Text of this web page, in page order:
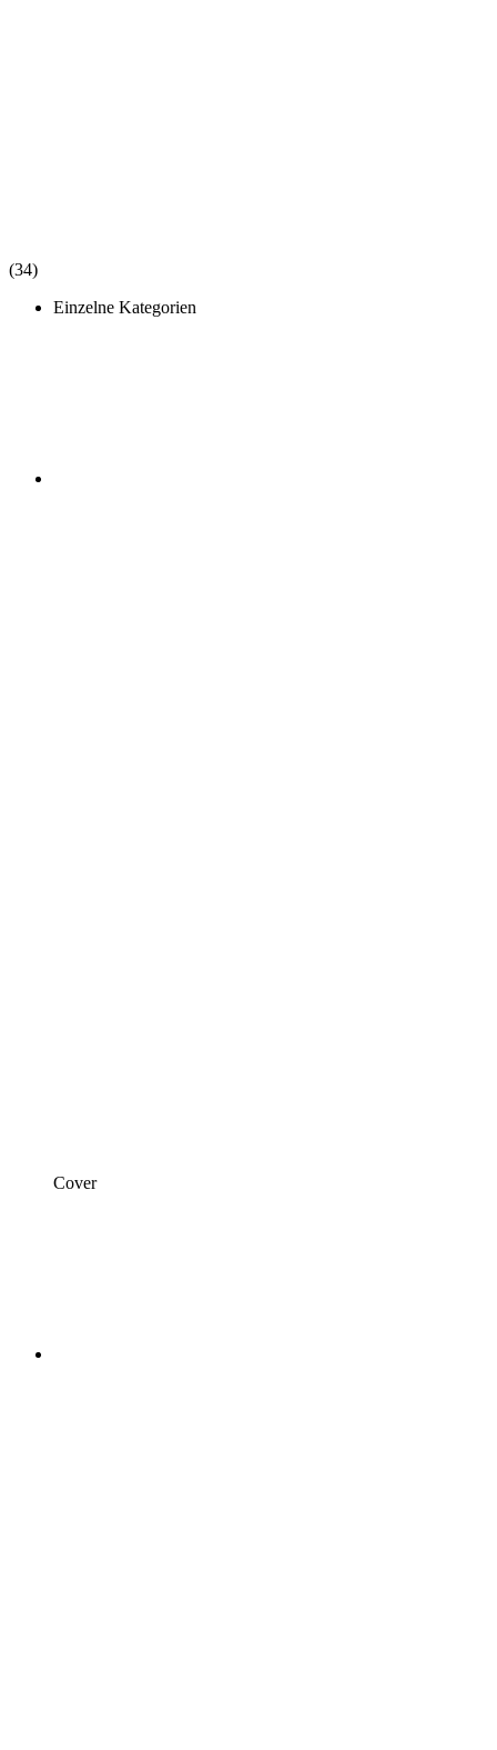
(34)
Einzelne Kategorien
Cover